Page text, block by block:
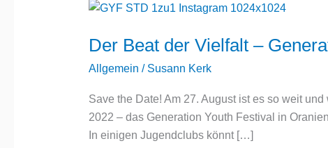
Der Beat der Vielfalt –
Allgemein / Susann Kerk
Save the Date! Am 27. August ist es so weit
2022 – das Generation Youth Festival in
In einigen Jugendclubs könnt […]
Der
der
Vielfalt
Generation
Youth
Festival